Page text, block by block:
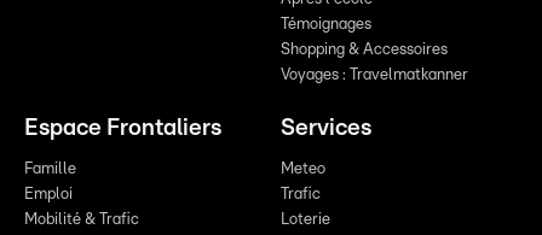
Témoignages
Shopping & Accessoires
Voyages : Travelmatkanner
Espace Frontaliers
Famille
Emploi
Mobilité & Trafic
Services
Meteo
Trafic
Loterie